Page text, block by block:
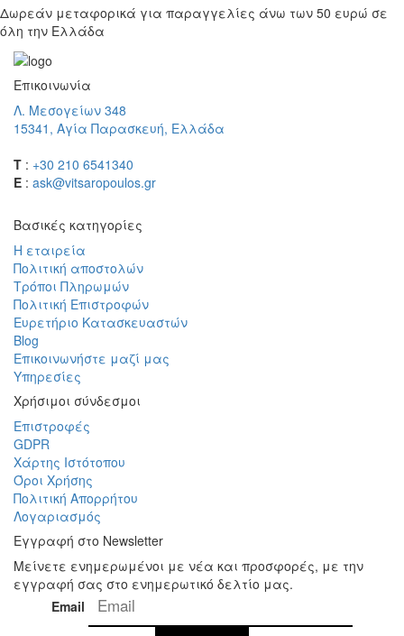
Δωρεάν μεταφορικά για παραγγελίες άνω των 50 ευρώ σε
όλη την Ελλάδα
Επικοινωνία
Λ. Μεσογείων 348
15341, Αγία Παρασκευή, Ελλάδα
T : +30 210 6541340
E : ask@vitsaropoulos.gr
Βασικές κατηγορίες
Η εταιρεία
Πολιτική αποστολών
Τρόποι Πληρωμών
Πολιτική Επιστροφών
Ευρετήριο Κατασκευαστών
Blog
Επικοινωνήστε μαζί μας
Υπηρεσίες
Χρήσιμοι σύνδεσμοι
Επιστροφές
GDPR
Χάρτης Ιστότοπου
Όροι Χρήσης
Πολιτική Απορρήτου
Λογαριασμός
Εγγραφή στο Newsletter
Μείνετε ενημερωμένοι με νέα και προσφορές, με την
εγγραφή σας στο ενημερωτικό δελτίο μας.
Email